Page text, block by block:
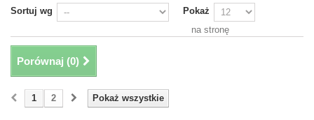
Sortuj wg
Pokaż
na stronę
Porównaj (0)
Pokaż wszystkie
1 2